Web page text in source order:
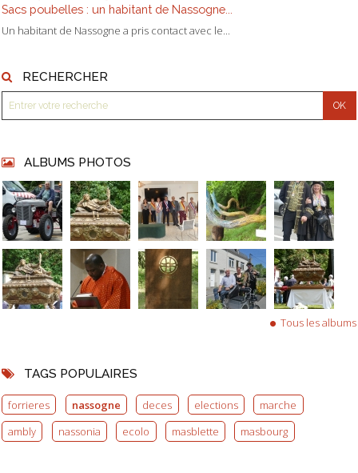
Sacs poubelles : un habitant de Nassogne...
Un habitant de Nassogne a pris contact avec le...
RECHERCHER
ALBUMS PHOTOS
Tous les albums
TAGS POPULAIRES
forrieres nassogne deces elections
marche
ambly
nassonia ecolo masblette masbourg